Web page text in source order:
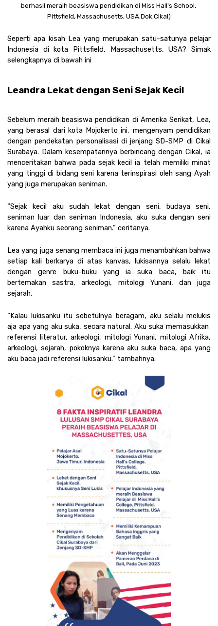
berhasil meraih beasiswa pendidikan di Miss Hall's School,
Pittsfield, Massachusetts, USA.Dok.Cikal)
Seperti apa kisah Lea yang merupakan satu-satunya pelajar
Indonesia di kota Pittsfield, Massachusetts, USA? Simak
selengkapnya di bawah ini
Leandra Lekat dengan Seni Sejak Kecil
Sebelum meraih beasiswa pendidikan di Amerika Serikat, Lea,
yang berasal dari kota Mojokerto ini, mengenyam pendidikan
dengan pendekatan personalisasi di jenjang SD-SMP di Cikal
Surabaya. Dalam kesempatannya berbincang dengan Cikal, ia
menceritakan bahwa pada sejak kecil ia telah memiliki minat
yang tinggi di bidang seni karena terinspirasi oleh sang Ayah
yang juga merupakan seniman.
“Sejak kecil aku sudah lekat dengan seni, budaya seni,
seniman luar dan seniman Indonesia, aku suka dengan seni
karena Ayahku seorang seniman.” ceritanya.
Lea yang juga senang membaca ini juga menambahkan bahwa
setiap kali berkarya di atas kanvas, lukisannya selalu lekat
dengan genre buku-buku yang ia suka baca, baik itu
bertemakan sastra, arkeologi, mitologi Yunani, dan juga
sejarah.
“Kalau lukisanku itu sebetulnya beragam, aku selalu melukis
aja apa yang aku suka, secara natural. Aku suka memasukkan
referensi literatur, arkeologi, mitologi Yunani, mitologi Afrika,
arkeologi, sejarah, pokoknya karena aku suka baca, apa yang
aku baca jadi referensi lukisanku.” tambahnya.